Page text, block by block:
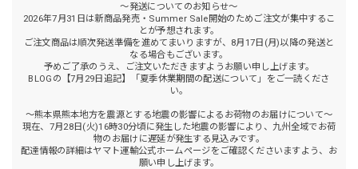
～発送についてのお知らせ～
2026年7月31日は新商品発売・Summer Sale開始のためご注文が集中するこ
とが予想されます。
ご注文商品は順次発送準備を進めてまいりますが、8月17日(月)以降の発送と
なる場合もございます。
予めご了承のうえ、ご注文いただきますようお願い申し上げます。
BLOGの【7月29日追記】「夏季休業期間の配送について」をご一読くださ
い。
～熊本県熊本地方を震源とする地震の影響によるお荷物のお届けについて～
現在、7月28日(火)16時30分頃に発生した地震の影響により、九州全域でお荷
物のお届けに遅延が発生する見込みです。
配達情報の詳細はヤマト運輸公式ホームページをご確認くださいますよう、お
願い申し上げます。